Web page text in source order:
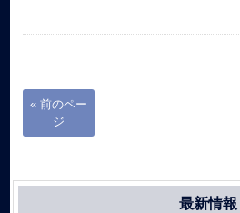
« 前のペー
ジ
最新情報